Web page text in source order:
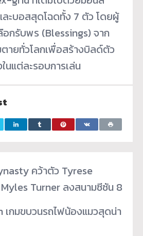
ะบอสสุดโฉดทั้ง 7 ตัว โดยผู้
อกรับพร (Blessings) จาก
ายทั่วโลกเพื่อสร้างบิลด์ตัว
นแต่ละรอบการเล่น
คว้าตัว Tyrese
Turner ลงสนามซีซัน 8
กมขบวนรถไฟน้องแมวสุดน่า